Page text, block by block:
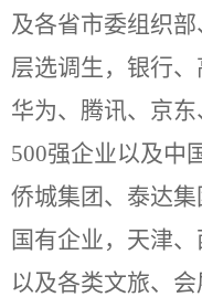
及各省市委组织
层选调生，银行、
华为、腾讯、京
500强企业以及中
侨城集团、泰达
国有企业，天津
以及各类文旅、